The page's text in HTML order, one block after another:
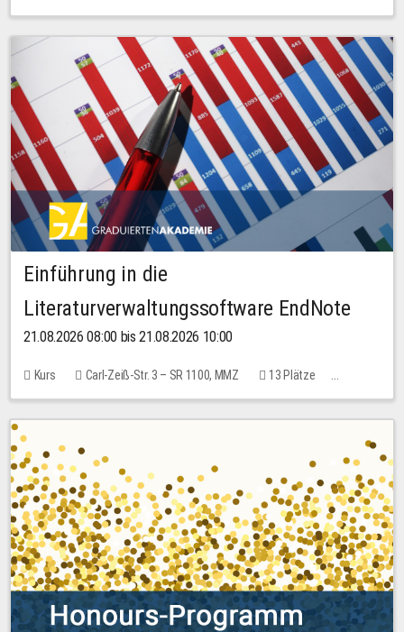
Einführung in die
Literaturverwaltungssoftware EndNote
21.08.2026 08:00 bis 21.08.2026 10:00
Kurs Carl-Zeiß-Str. 3 – SR 1100, MMZ
13 Plätze
10,00 EUR